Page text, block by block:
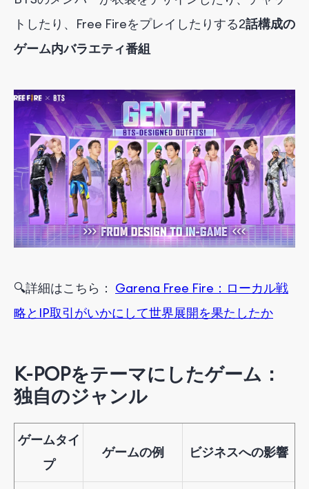
トしたり、Free Fireをプレイしたりする2話構成の
ゲーム内バラエティ番組
🔍詳細はこちら ： Garena Free Fire：ローカル戦
略とIP取引がいかにして世界展開を果たしたか
K-POPをテーマにしたゲーム：
独自のジャンル
ゲームタイ
プ
ゲームの例 ビジネスへの影響